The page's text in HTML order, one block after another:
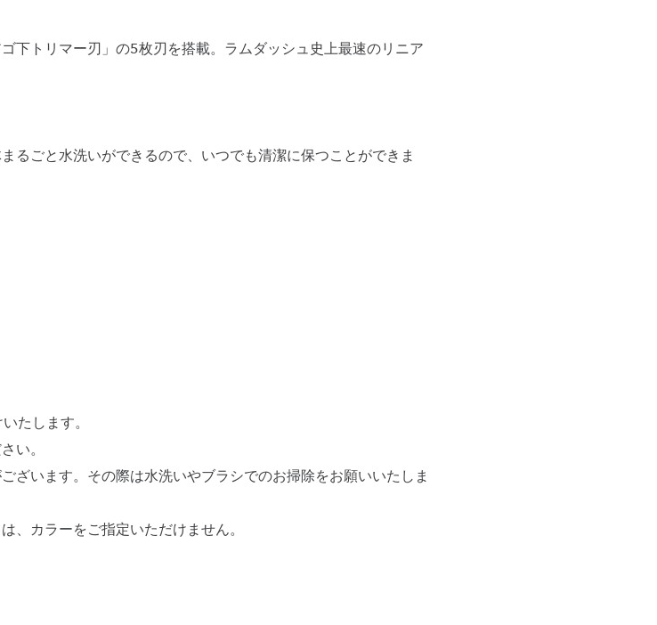
下トリマー刃」の5枚刃を搭載。ラムダッシュ史上最速のリニア
るごと水洗いができるので、いつでも清潔に保つことができま
たします。
い。
ざいます。その際は水洗いやブラシでのお掃除をお願いいたしま
、カラーをご指定いただけません。